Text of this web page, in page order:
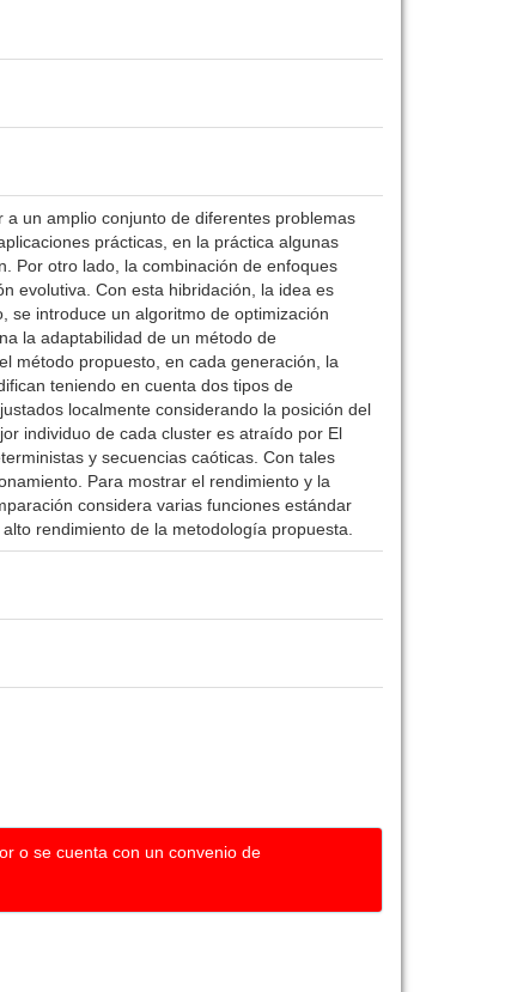
un amplio conjunto de diferentes problemas
prácticas, en la práctica algunas
Por otro lado, la combinación de enfoques
evolutiva. Con esta hibridación, la idea es
se introduce un algoritmo de optimización
la adaptabilidad de un método de
método propuesto, en cada generación, la
teniendo en cuenta dos tipos de
localmente considerando la posición del
individuo de cada cluster es atraído por El
y secuencias caóticas. Con tales
Para mostrar el rendimiento y la
considera varias funciones estándar
rendimiento de la metodología propuesta.
o se cuenta con un convenio de